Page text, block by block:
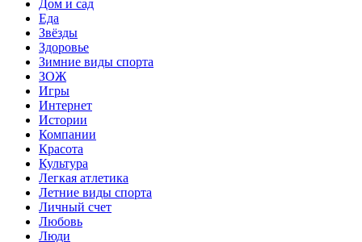
Дом и сад
Еда
Звёзды
Здоровье
Зимние виды спорта
ЗОЖ
Игры
Интернет
Истории
Компании
Красота
Культура
Легкая атлетика
Летние виды спорта
Личный счет
Любовь
Люди